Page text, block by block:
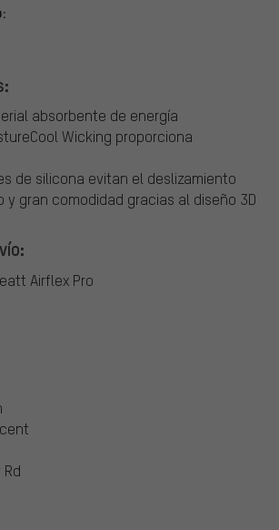
absorbente de energía
Wicking proporciona
de silicona evitan el deslizamiento
gran comodidad gracias al diseño 3D
Airflex Pro